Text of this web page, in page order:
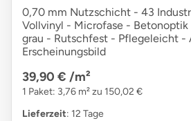
0,70 mm Nutzschicht - 43
Vollvinyl - Microfase -
grau - Rutschfest - Pflegeleicht -
Erscheinungsbild
39,90 € /m²
1 Paket: 3,76 m² zu 150,02 €
Lieferzeit: 12 Tage